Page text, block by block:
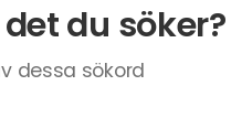
du söker?
dessa sökord